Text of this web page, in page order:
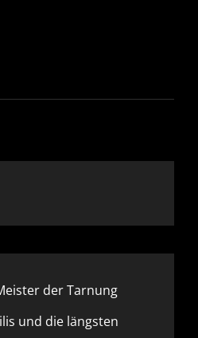
der Tarnung
und die längsten